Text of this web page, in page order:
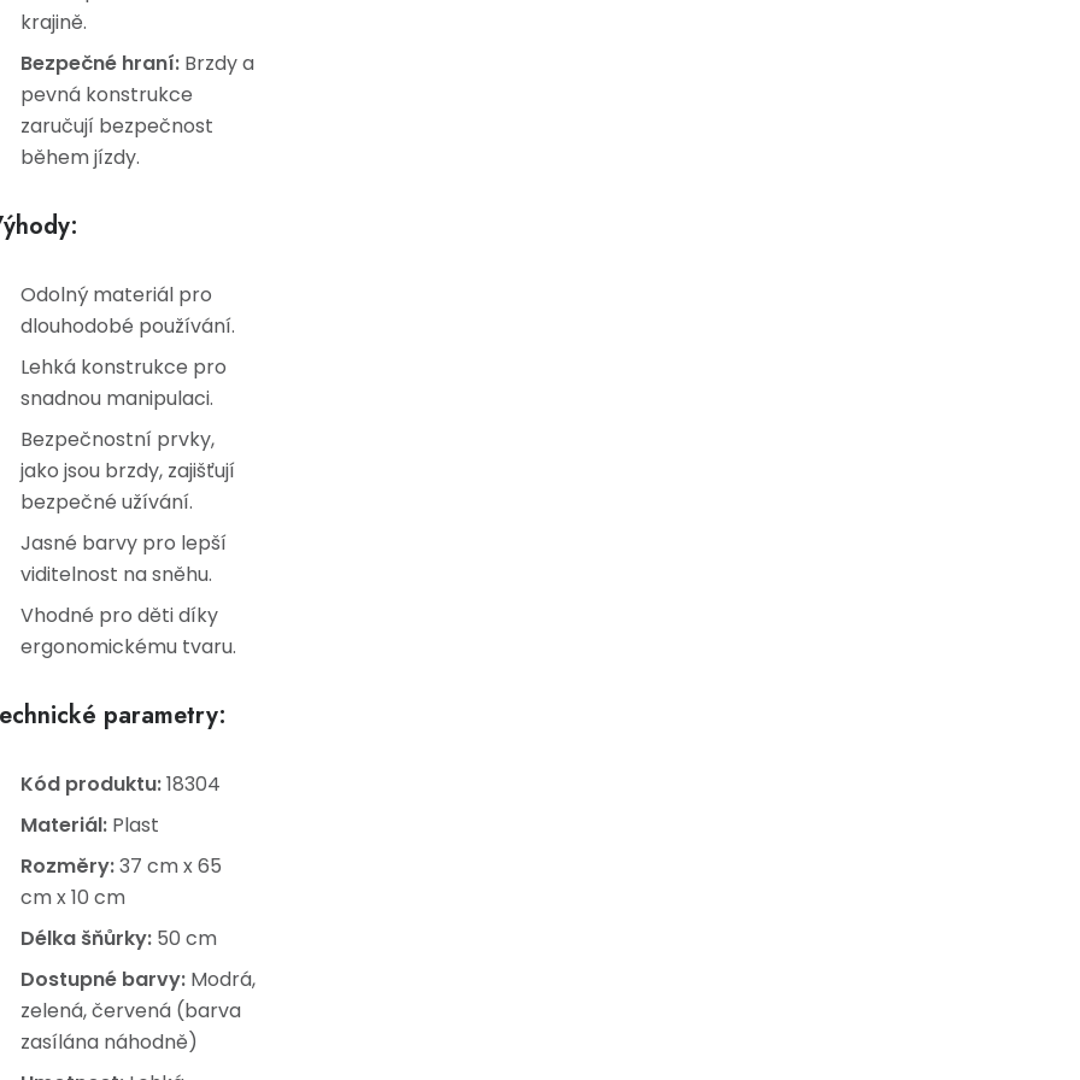
krajině.
Bezpečné hraní: Brzdy a
pevná konstrukce
zaručují bezpečnost
během jízdy.
Odolný materiál pro
dlouhodobé používání.
Lehká konstrukce pro
snadnou manipulaci.
Bezpečnostní prvky,
jako jsou brzdy, zajišťují
bezpečné užívání.
Jasné barvy pro lepší
viditelnost na sněhu.
Vhodné pro děti díky
ergonomickému tvaru.
parametry:
Kód produktu:18304
Materiál: Plast
Rozměry:37 cm x 65
cm x 10 cm
Délka šňůrky: 50 cm
Dostupné barvy: Modrá,
zelená, červená (barva
zasílána náhodně)